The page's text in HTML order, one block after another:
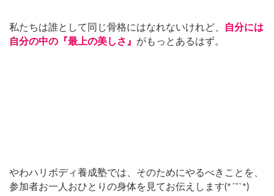
私たちは誰として同じ骨格にはなれないけれど、
自分には
自分の中の『最上の美しさ』 がもっとあるはず。
やわハリボディ養成塾では、そのためにやるべきことを、
参加者お一人おひとりの身体を見てお伝えします(*´˘`*)